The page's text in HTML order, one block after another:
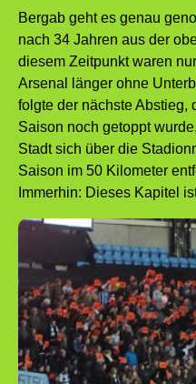
Bergab geht es genau
nach 34 Jahren aus der
diesem Zeitpunkt waren
Arsenal länger ohne
folgte der nächste Abstieg,
Saison noch getoppt
Stadt sich über die
Saison im 50 Kilometer
Immerhin: Dieses Kapitel